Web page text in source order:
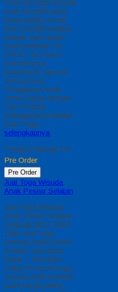
Jual Toga Wisuda
Anak Toba Samosir
Hubungi 0812-2282-
1060 Jual Toga
Wisuda Anak Toba
Samosir Sumatera
Utara – Temukan
Paket Promosi toga
wisuda anak komplet
pada harga paling
murah dan memiliki
kualitas terbaik, kami
kasih untuk sekolah
TK, PAUD , SD Kami
memberinya
semua level
Pengajaran Anak
Umur Dasar dengan
Fitur Produk
sebagaimana
berikut…
*Harga Hubungi CS
Pre Order
Pre Order
Jual Toga Wisuda
Anak Gianyar
Jual Toga Wisuda
Anak Gianyar